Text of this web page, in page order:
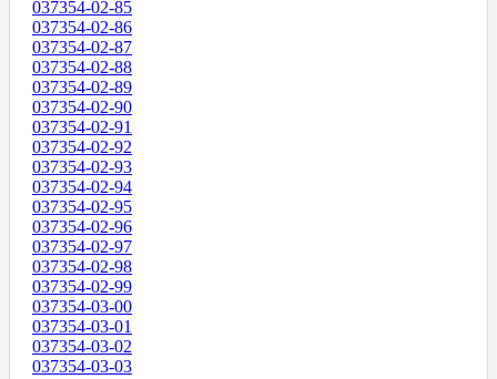
037354-02-85
037354-02-86
037354-02-87
037354-02-88
037354-02-89
037354-02-90
037354-02-91
037354-02-92
037354-02-93
037354-02-94
037354-02-95
037354-02-96
037354-02-97
037354-02-98
037354-02-99
037354-03-00
037354-03-01
037354-03-02
037354-03-03